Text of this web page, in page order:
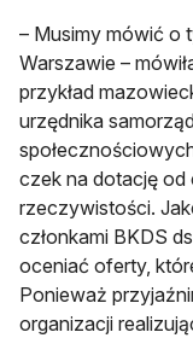
– Musimy mówić o
Warszawie –
przykład
urzędnika
czek na dotację od
rzeczywistości.
członkami BKDS
oceniać oferty,
Ponieważ
organizacji